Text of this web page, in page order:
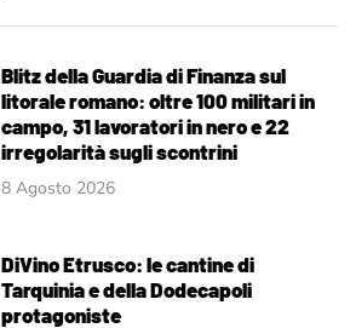
Blitz della Guardia di Finanza sul
litorale romano: oltre 100 militari in
campo, 31 lavoratori in nero e 22
irregolarità sugli scontrini
8 Agosto 2026
DiVino Etrusco: le cantine di
Tarquinia e della Dodecapoli
protagoniste